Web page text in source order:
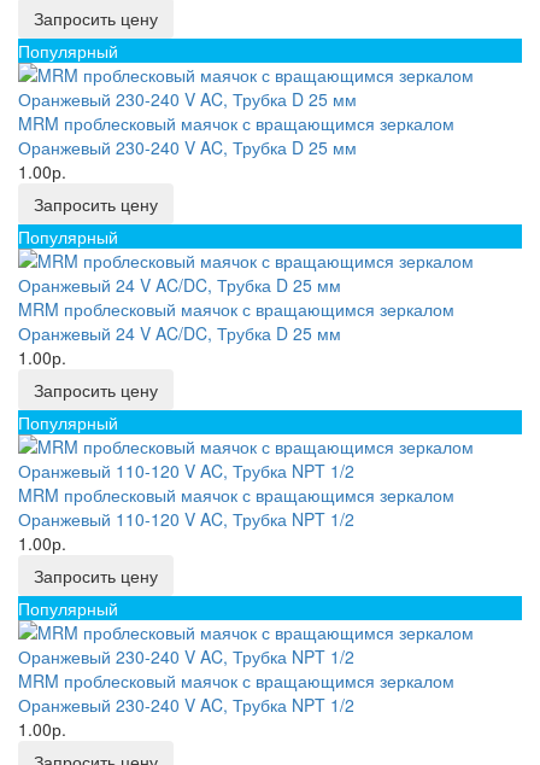
Запросить цену
Популярный
MRM проблесковый маячок с вращающимся зеркалом
Оранжевый 230-240 V AC, Трубка D 25 мм
1.00р.
Запросить цену
Популярный
MRM проблесковый маячок с вращающимся зеркалом
Оранжевый 24 V AC/DC, Трубка D 25 мм
1.00р.
Запросить цену
Популярный
MRM проблесковый маячок с вращающимся зеркалом
Оранжевый 110-120 V AC, Трубка NPT 1/2
1.00р.
Запросить цену
Популярный
MRM проблесковый маячок с вращающимся зеркалом
Оранжевый 230-240 V AC, Трубка NPT 1/2
1.00р.